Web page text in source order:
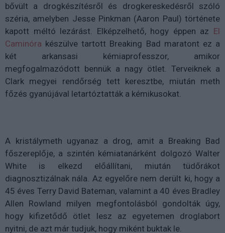
bővült a drogkészítésről és drogkereskedésről szóló
széria, amelyben Jesse Pinkman (Aaron Paul) története
kapott méltó lezárást. Elképzelhető, hogy éppen az El
Caminóra készülve tartott Breaking Bad maratont ez a
két arkansasi kémiaprofesszor, amikor
megfogalmazódott bennük a nagy ötlet. Terveiknek a
Clark megyei rendőrség tett keresztbe, miután meth
főzés gyanújával letartóztatták a kémikusokat.
A kristálymeth ugyanaz a drog, amit a Breaking Bad
főszereplője, a szintén kémiatanárként dolgozó Walter
White is elkezd előállítani, miután tüdőrákot
diagnosztizálnak nála. Az egyelőre nem derült ki, hogy a
45 éves Terry David Bateman, valamint a 40 éves Bradley
Allen Rowland milyen megfontolásból gondolták úgy,
hogy kifizetődő ötlet lesz az egyetemen droglabort
nyitni, de azt már tudjuk, hogy miként buktak le.